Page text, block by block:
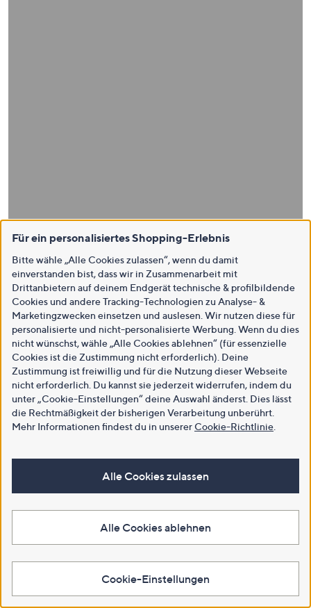
Für ein personalisiertes Shopping-Erlebnis
Bitte wähle „Alle Cookies zulassen“, wenn du damit
einverstanden bist, dass wir in Zusammenarbeit mit
Drittanbietern auf deinem Endgerät technische & profilbildende
Cookies und andere Tracking-Technologien zu Analyse- &
Marketingzwecken einsetzen und auslesen. Wir nutzen diese für
personalisierte und nicht-personalisierte Werbung. Wenn du dies
nicht wünschst, wähle „Alle Cookies ablehnen“ (für essenzielle
Cookies ist die Zustimmung nicht erforderlich). Deine
Zustimmung ist freiwillig und für die Nutzung dieser Webseite
nicht erforderlich. Du kannst sie jederzeit widerrufen, indem du
unter „Cookie-Einstellungen“ deine Auswahl änderst. Dies lässt
die Rechtmäßigkeit der bisherigen Verarbeitung unberührt.
Mehr Informationen findest du in unsererCookie-Richtlinie
Alle Cookies zulassen
Alle Cookies ablehnen
Cookie-Einstellungen